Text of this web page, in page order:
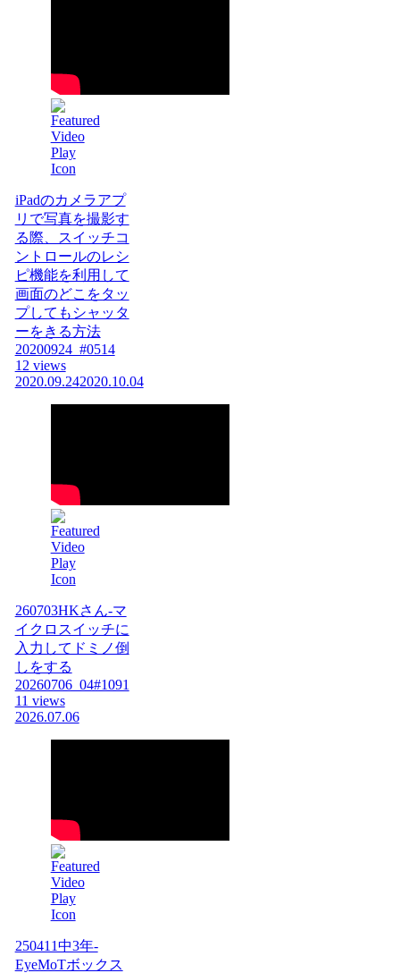
iPadのカメラアプ
リで写真を撮影す
る際、スイッチコ
ントロールのレシ
ピ機能を利用して
画面のどこをタッ
プしてもシャッタ
ーをきる方法
20200924_#0514
12 views
2020.09.242020.10.04
260703HKさん-マ
イクロスイッチに
入力してドミノ倒
しをする
20260706_04#1091
11 views
2026.07.06
250411中3年-
EyeMoTボックス